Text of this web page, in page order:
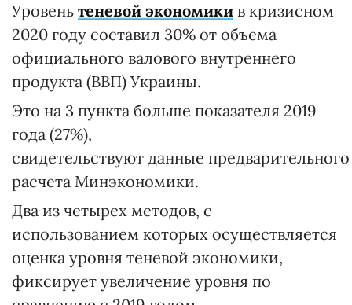
Уровень теневой экономики в кризисном
2020 году составил 30% от объема
официального валового внутреннего
продукта (ВВП) Украины.
Это на 3 пункта больше показателя 2019
года (27%),
свидетельствуют данные предварительного
расчета Минэкономики.
Два из четырех методов, с
использованием которых осуществляется
оценка уровня теневой экономики,
фиксирует увеличение уровня по